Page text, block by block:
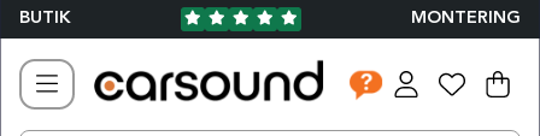
BUTIK MONTERING
.